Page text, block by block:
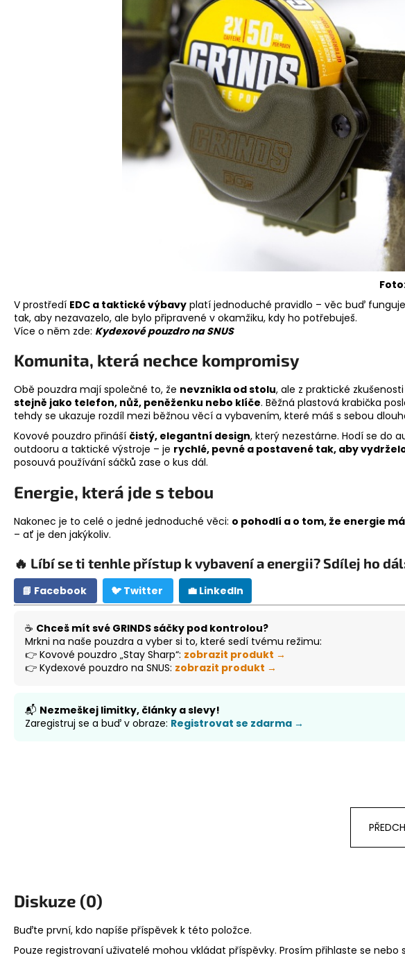
V prostředí EDC a taktické výbavy platí jednoduché pravidlo – věc buď
tak, aby nezavazelo, ale bylo připravené v okamžiku, kdy ho potřebuješ.
Více o něm zde: Kydexové pouzdro na SNUS
Komunita, která nechce kompromisy
Obě pouzdra mají společné to, že nevznikla od stolu, ale z praktické
stejně jako telefon, nůž, peněženku nebo klíče. Běžná plastová krabička
tehdy se ukazuje rozdíl mezi běžnou věcí a vybavením, které máš s sebou
Kovové pouzdro přináší čistý, elegantní design, který nezestárne. Hodí se do
outdooru a taktické výstroje – je rychlé, pevné a postavené tak, aby
posouvá používání sáčků zase o kus dál.
Energie, která jde s tebou
Nakonec je to celé o jedné jednoduché věci: o pohodlí a o tom, že energie
– ať je den jakýkoliv.
🔥 Líbí se ti tenhle přístup k vybavení a energii? Sdílej ho
📘 Facebook 🐦 Twitter 💼 LinkedIn
☕ Chceš mít své GRINDS sáčky pod kontrolou?
Mrkni na naše pouzdra a vyber si to, které sedí tvému režimu:
👉 Kovové pouzdro „Stay Sharp“: zobrazit produkt →
👉 Kydexové pouzdro na SNUS: zobrazit produkt →
📬 Nezmeškej limitky, články a slevy!
Zaregistruj se a buď v obraze: Registrovat se zdarma →
Diskuze (0)
Buďte první, kdo napíše příspěvek k této položce.
Pouze registrovaní uživatelé mohou vkládat příspěvky. Prosím přihlaste se nebo